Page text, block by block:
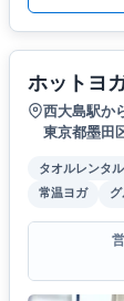
ホットヨ
西大島駅か
東京都墨田
タオルレンタル
常温ヨガ